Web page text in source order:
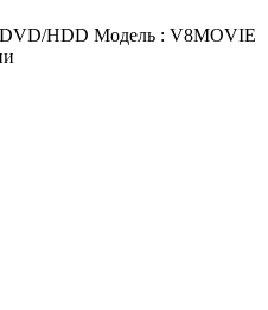
DVD/HDD Модель : V8MOVIE